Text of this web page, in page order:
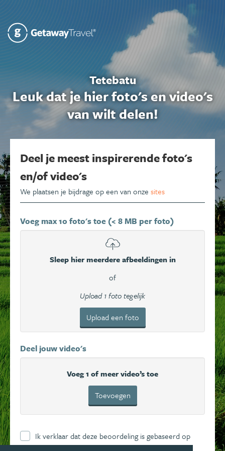
Tetebatu
Leuk dat je hier foto's en video's
van wilt delen!
Deel je meest inspirerende foto's
en/of video's
We plaatsen je bijdrage op een van onze sites
Voeg max 10 foto's toe (< 8 MB per foto)
Sleep hier meerdere afbeeldingen in
of
Upload 1 foto tegelijk
Upload een foto
Deel jouw video's
Voeg 1 of meer video’s toe
Toevoegen
Ik verklaar dat deze beoordeling is gebaseerd op
mijn eigen ervaring en ga hierbij akkoord met de